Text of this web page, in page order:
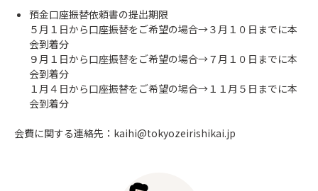
預金口座振替依頼書の提出期限
５月１日から口座振替をご希望の場合→３月１０日までに本
会到着分
９月１日から口座振替をご希望の場合→７月１０日までに本
会到着分
１月４日から口座振替をご希望の場合→１１月５日までに本
会到着分
会費に関する連絡先：kaihi@tokyozeirishikai.jp